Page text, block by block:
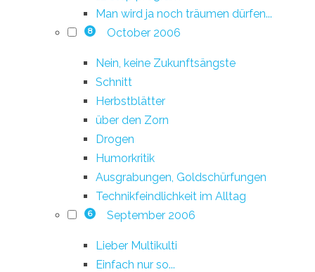
Man wird ja noch träumen dürfen...
8 October 2006
Nein, keine Zukunftsängste
Schnitt
Herbstblätter
über den Zorn
Drogen
Humorkritik
Ausgrabungen, Goldschürfungen
Technikfeindlichkeit im Alltag
6 September 2006
Lieber Multikulti
Einfach nur so...